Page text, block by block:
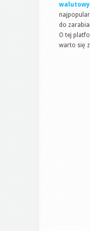
do
O tej
warto się